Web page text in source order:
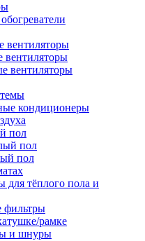
вентиляторы
вентиляторы
вентиляторы
кондиционеры
пол
пол
пол
для тёплого пола и
фильтры
рамке
и шнуры